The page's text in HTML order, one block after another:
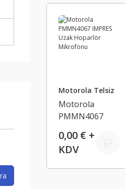
Motorola Telsiz
Motorola
PMMN4067
Hoparlör
Mikrofonu
0,00 € +
KDV